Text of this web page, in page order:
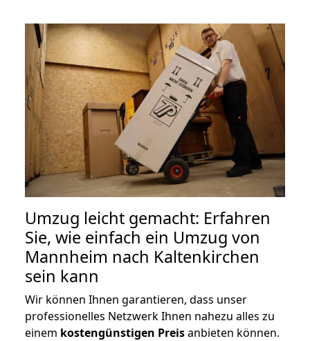
Umzug leicht gemacht: Erfahren
Sie, wie einfach ein Umzug von
Mannheim nach Kaltenkirchen
sein kann
Wir können Ihnen garantieren, dass unser
professionelles Netzwerk Ihnen nahezu alles zu
einem kostengünstigen Preisanbieten können.